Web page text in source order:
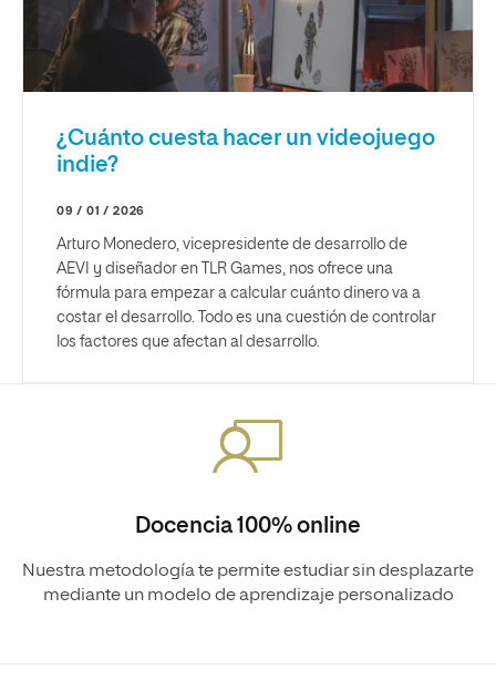
¿Cuánto cuesta hacer un videojuego
indie?
09 / 01 / 2026
Arturo Monedero, vicepresidente de desarrollo de
AEVI y diseñador en TLR Games, nos ofrece una
fórmula para empezar a calcular cuánto dinero va a
costar el desarrollo. Todo es una cuestión de controlar
los factores que afectan al desarrollo.
Docencia 100% online
Nuestra metodología te permite estudiar sin desplazarte
mediante un modelo de aprendizaje personalizado